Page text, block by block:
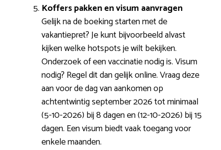
Koffers pakken en visum aanvragen
Gelijk na de boeking starten met de
vakantiepret? Je kunt bijvoorbeeld alvast
kijken welke hotspots je wilt bekijken.
Onderzoek of een vaccinatie nodig is. Visum
nodig? Regel dit dan gelijk online. Vraag deze
aan voor de dag van aankomen op
achtentwintig september 2026 tot minimaal
(5-10-2026) bij 8 dagen en (12-10-2026) bij 15
dagen. Een visum biedt vaak toegang voor
enkele maanden.